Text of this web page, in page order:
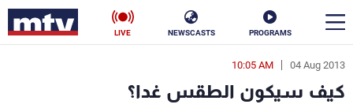
PROGRAMS
NEWSCASTS
LIVE
04 Aug 2013
10:05 AM
كيف سيكون الطقس غدا؟
en
الأخبار